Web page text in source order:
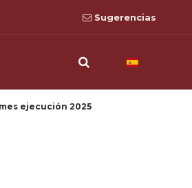
Sugerencias
ejecución 2025